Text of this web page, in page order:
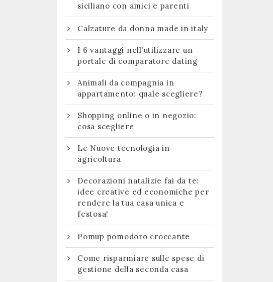
siciliano con amici e parenti
Calzature da donna made in italy
I 6 vantaggi nell’utilizzare un
portale di comparatore dating
Animali da compagnia in
appartamento: quale scegliere?
Shopping online o in negozio:
cosa scegliere
Le Nuove tecnologia in
agricoltura
Decorazioni natalizie fai da te:
idee creative ed economiche per
rendere la tua casa unica e
festosa!
Pomup pomodoro croccante
Come risparmiare sulle spese di
gestione della seconda casa